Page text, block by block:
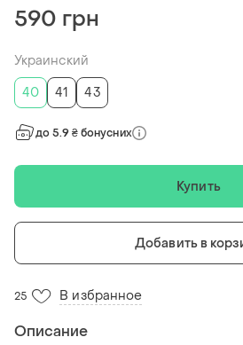
590 грн
Украинский
40
41 43
до 5.9 ₴ бонусних
Купить
Добавить в
25 В избранное
Описание